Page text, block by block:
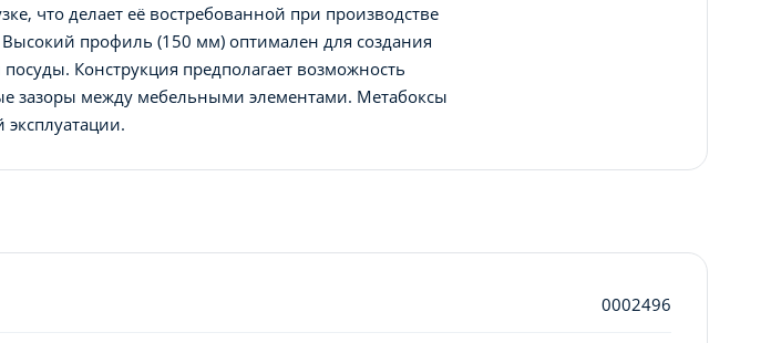
что делает её востребованной при производстве
профиль (150 мм) оптимален для создания
Конструкция предполагает возможность
зазоры между мебельными элементами. Метабоксы
0002496